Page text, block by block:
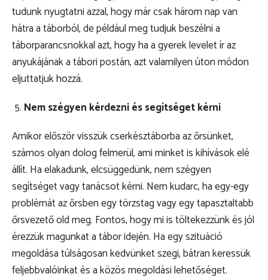
tudunk nyugtatni azzal, hogy már csak három nap van
hátra a táborból, de például meg tudjuk beszélni a
táborparancsnokkal azt, hogy ha a gyerek levelet ír az
anyukájának a tábori postán, azt valamilyen úton módon
eljuttatjuk hozzá.
Nem szégyen kérdezni és segítséget kérni
Amikor először visszük cserkésztáborba az őrsünket,
számos olyan dolog felmerül, ami minket is kihívások elé
állít. Ha elakadunk, elcsüggedünk, nem szégyen
segítséget vagy tanácsot kérni. Nem kudarc, ha egy-egy
problémát az őrsben egy törzstag vagy egy tapasztaltabb
őrsvezető old meg. Fontos, hogy mi is töltekezzünk és jól
érezzük magunkat a tábor idején. Ha egy szituáció
megoldása túlságosan kedvünket szegi, bátran keressük
feljebbvalóinkat és a közös megoldási lehetőséget.